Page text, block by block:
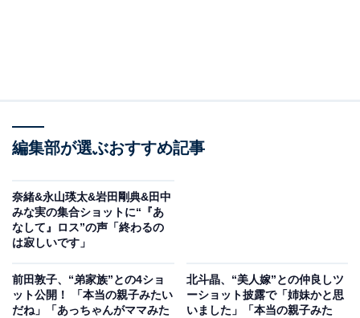
編集部が選ぶおすすめ記事
奈緒&永山瑛太&岩田剛典&田中
みな実の集合ショットに“『あ
なして』ロス”の声「終わるの
は寂しいです」
前田敦子、“弟家族”との4ショ
ット公開！ 「本当の親子みたい
だね」「あっちゃんがママみた
北斗晶、“美人嫁”との仲良しツ
ーショット披露で「姉妹かと思
いました」「本当の親子みた